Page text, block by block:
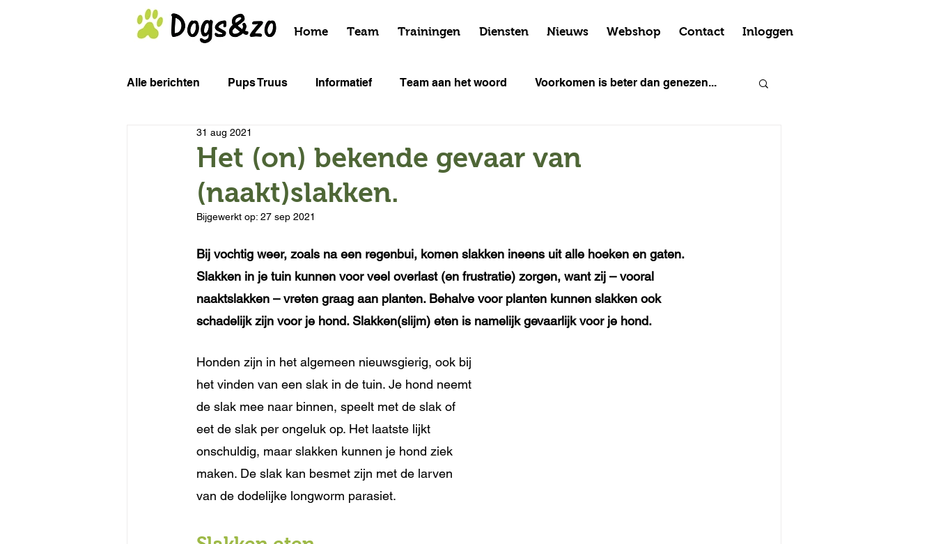
Home Team Trainingen Diensten Nieuws Webshop Contact Inloggen
Alle berichten Pups Truus Informatief Team aan het woord Voorkomen is beter dan genezen...
Het (on)bekende gevaar van...
Het (on) bekende gevaar van
(naakt)slakken.
31 aug 2021
Bijgewerkt op: 27 sep 2021
Bij vochtig weer, zoals na een regenbui, komen slakken ineens uit alle hoeken en gaten.
Slakken in je tuin kunnen voor veel overlast (en frustratie) zorgen, want zij – vooral
naaktslakken – vreten graag aan planten. Behalve voor planten kunnen slakken ook
schadelijk zijn voor je hond. Slakken(slijm) eten is namelijk gevaarlijk voor je hond.
Honden zijn in het algemeen nieuwsgierig, ook bij
het vinden van een slak in de tuin. Je hond neemt
de slak mee naar binnen, speelt met de slak of
eet de slak per ongeluk op. Het laatste lijkt
onschuldig, maar slakken kunnen je hond ziek
maken. De slak kan besmet zijn met de larven
van de dodelijke longworm parasiet.